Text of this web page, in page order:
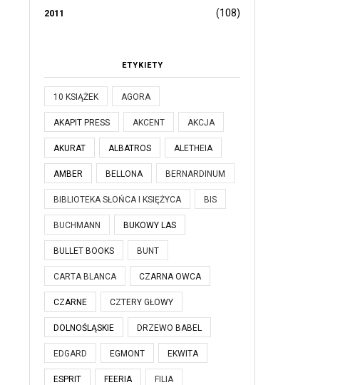
2011 (108)
ETYKIETY
10 KSIĄŻEK AGORA
AKAPIT PRESS AKCENT AKCJA
AKURAT ALBATROS ALETHEIA
AMBER BELLONA BERNARDINUM
BIBLIOTEKA SŁOŃCA I KSIĘŻYCA BIS
BUCHMANN BUKOWY LAS
BULLET BOOKS BUNT
CARTA BLANCA CZARNA OWCA
CZARNE CZTERY GŁOWY
DOLNOŚLĄSKIE DRZEWO BABEL
EDGARD EGMONT EKWITA
ESPRIT FEERIA FILIA